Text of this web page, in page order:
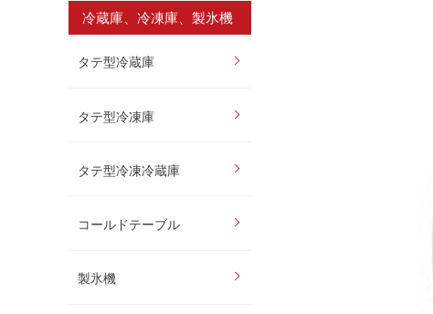
冷蔵庫、冷凍庫、製氷機
タテ型冷蔵庫
タテ型冷凍庫
タテ型冷凍冷蔵庫
コールドテーブル
製氷機